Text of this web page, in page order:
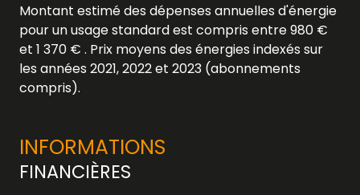
Montant estimé des dépenses annuelles d'énergie
pour un usage standard est compris entre 980 €
et 1 370 € . Prix moyens des énergies indexés sur
les années 2021, 2022 et 2023 (abonnements
compris).
INFORMATIONS
FINANCIÈRES